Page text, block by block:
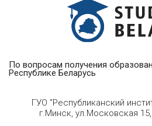
По вопросам получения
Республике Беларусь
ГУО "Республиканский
г.Минск, ул.Московская